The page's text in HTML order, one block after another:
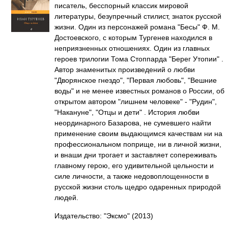
писатель, бесспорный классик мировой
литературы, безупречный стилист, знаток русской
жизни. Один из персонажей романа "Бесы" Ф. М.
Достоевского, с которым Тургенев находился в
неприязненных отношениях. Один из главных
героев трилогии Тома Стоппарда "Берег Утопии" .
Автор знаменитых произведений о любви
"Дворянское гнездо", "Первая любовь", "Вешние
воды" и не менее известных романов о России, об
открытом автором "лишнем человеке" - "Рудин",
"Накануне", "Отцы и дети" . История любви
неординарного Базарова, не сумевшего найти
применение своим выдающимся качествам ни на
профессиональном поприще, ни в личной жизни,
и внаши дни трогает и заставляет сопереживать
главному герою, его удивительной цельности и
силе личности, а также недовоплощенности в
русской жизни столь щедро одаренных природой
людей.
Издательство: "Эксмо" (2013)